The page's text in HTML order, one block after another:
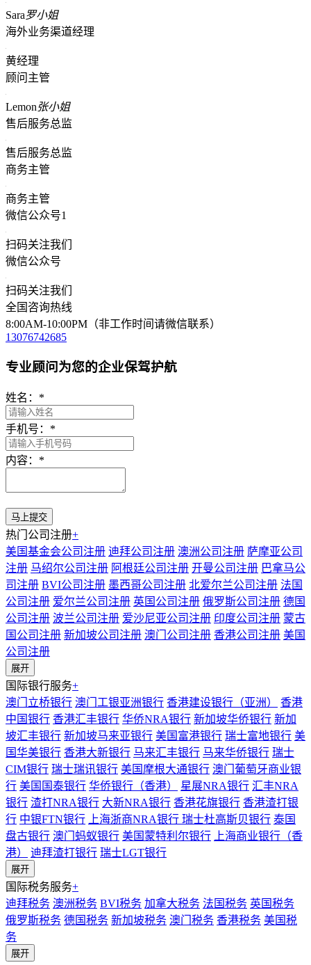
Sara罗小姐
海外业务渠道经理
黄经理
顾问主管
Lemon张小姐
售后服务总监
售后服务总监
商务主管
商务主管
微信公众号1
扫码关注我们
微信公众号
扫码关注我们
全国咨询热线
8:00AM-10:00PM（非工作时间请微信联系）
13076742685
专业顾问为您的企业保驾护航
姓名： *
手机号： *
内容： *
热门公司注册+
美国基金会公司注册 迪拜公司注册 澳洲公司注册 萨摩亚公司
注册 马绍尔公司注册 阿根廷公司注册 开曼公司注册 巴拿马公
司注册 BVI公司注册 墨西哥公司注册 北爱尔兰公司注册 法国
公司注册 爱尔兰公司注册 英国公司注册 俄罗斯公司注册 德国
公司注册 波兰公司注册 爱沙尼亚公司注册 印度公司注册 蒙古
国公司注册 新加坡公司注册 澳门公司注册 香港公司注册 美国
公司注册
展开
国际银行服务+
澳门立桥银行 澳门工银亚洲银行 香港建设银行（亚洲）
香港
中国银行 香港汇丰银行 华侨NRA银行 新加坡华侨银行 新加
坡汇丰银行 新加坡马来亚银行 美国富港银行 瑞士富地银行 美
国华美银行 香港大新银行 马来汇丰银行 马来华侨银行 瑞士
CIM银行 瑞士瑞讯银行 美国摩根大通银行 澳门葡萄牙商业银
行 美国国泰银行 华侨银行（香港） 星展NRA银行 汇丰NRA
银行 渣打NRA银行 大新NRA银行 香港花旗银行 香港渣打银
行 中银FTN银行 上海浙商NRA银行 瑞士杜高斯贝银行 泰国
盘古银行 澳门蚂蚁银行 美国蒙特利尔银行
上海商业银行（香
港）
迪拜渣打银行 瑞士LGT银行
展开
国际税务服务+
迪拜税务 澳洲税务 BVI税务 加拿大税务 法国税务 英国税务
俄罗斯税务 德国税务 新加坡税务 澳门税务 香港税务 美国税
务
展开